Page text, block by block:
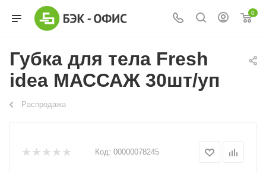
0
Губка для тела Fresh
idea МАССАЖ 30шт/уп
Распродажа
Код: 00000078245